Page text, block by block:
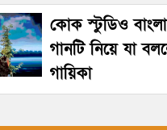
কোক স্টুডিও
গানটি নিয়ে যা
গায়িকা